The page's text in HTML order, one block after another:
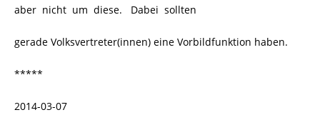
aber nicht um diese. Dabei sollten
gerade Volksvertreter(innen) eine Vorbildfunktion haben.
*****
2014-03-07